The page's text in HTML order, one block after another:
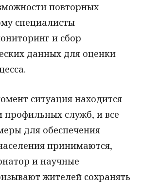
повторных
специалисты
и сбор
данных для оценки
ситуация находится
профильных служб, и все
для обеспечения
принимаются,
и научные
жителей сохранять